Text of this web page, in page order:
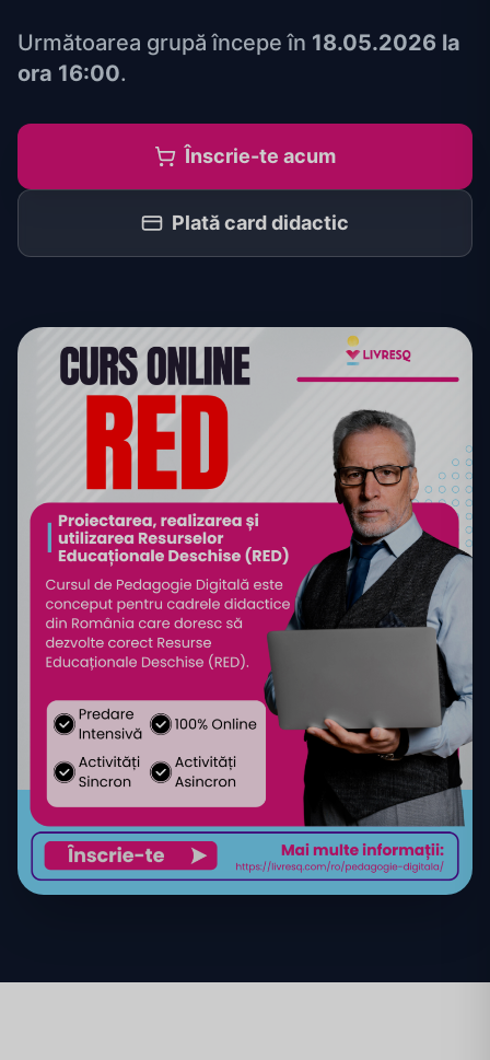
Următoarea grupă începe în 18.05.2026 la
ora 16:00.
Înscrie-te acum
Plată card didactic